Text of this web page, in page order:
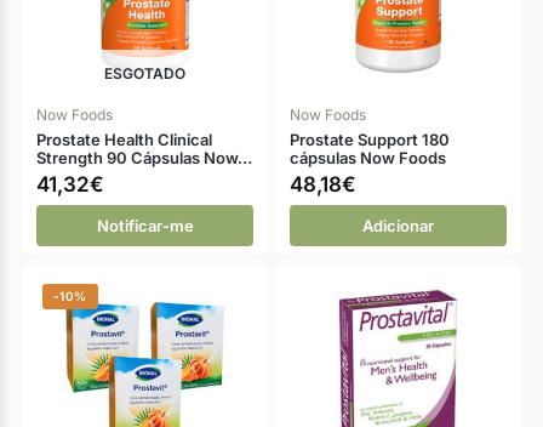
ESGOTADO
Now Foods
Prostate Health Clinical
Strength 90 Cápsulas Now…
41,32€
Notificar-me
Now Foods
Prostate Support 180
cápsulas Now Foods
48,18€
Adicionar
-10%